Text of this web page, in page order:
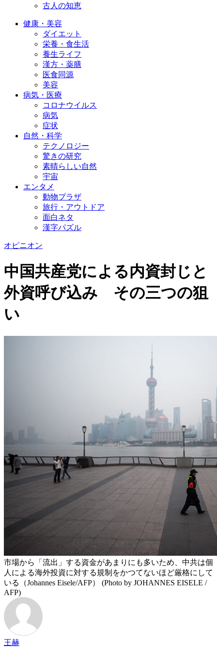
古人の知恵
健康・美容
ダイエット
栄養・食生活
養生ライフ
漢方・薬膳
医食同源
美容
病気・医療
コロナウイルス
病気
症状
自然・科学
テクノロジー
驚きの研究
素晴らしい自然
宇宙
エンタメ
動物プラザ
旅行・アウトドア
面白ネタ
漢字パズル
オピニオン
中国共産党による内資封じと
外資呼び込み その三つの狙
い
市場から「流出」する資金があまりにも多いため、中共は個
人による海外投資に対する規制をかつてないほど厳格にして
いる（Johannes Eisele/AFP） (Photo by JOHANNES EISELE /
AFP)
王赫